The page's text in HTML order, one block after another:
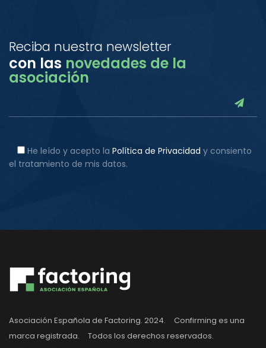
Reciba nuestra newsletter
con las novedades de la
asociación
He leído y acepto la Política de Privacidad y consiento
el tratamiento de mis datos.
Asociación Española de Factoring. 2024. Confirming es una
marca registrada. Todos los derechos reservados.